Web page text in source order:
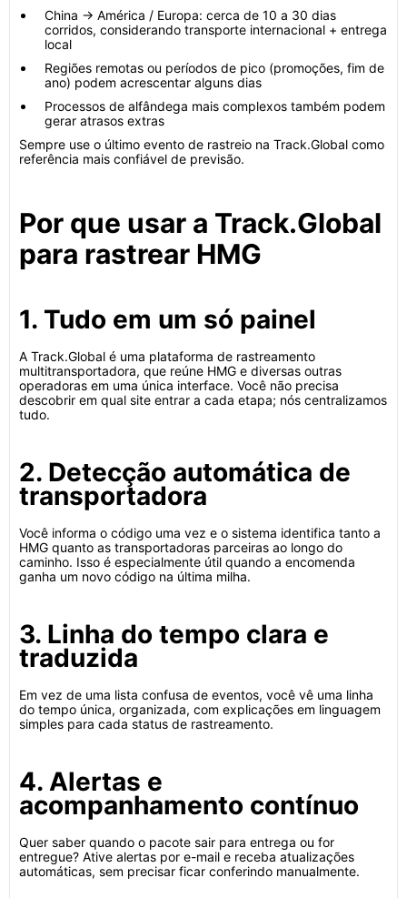
China → América / Europa: cerca de 10 a 30 dias
corridos, considerando transporte internacional + entrega
local
Regiões remotas ou períodos de pico (promoções, fim de
ano) podem acrescentar alguns dias
Processos de alfândega mais complexos também podem
gerar atrasos extras
Sempre use o último evento de rastreio na Track.Global como
referência mais confiável de previsão.
Por que usar a Track.Global
para rastrear HMG
1. Tudo em um só painel
A Track.Global é uma plataforma de rastreamento
multitransportadora, que reúne HMG e diversas outras
operadoras em uma única interface. Você não precisa
descobrir em qual site entrar a cada etapa; nós centralizamos
tudo.
2. Detecção automática de
transportadora
Você informa o código uma vez e o sistema identifica tanto a
HMG quanto as transportadoras parceiras ao longo do
caminho. Isso é especialmente útil quando a encomenda
ganha um novo código na última milha.
3. Linha do tempo clara e
traduzida
Em vez de uma lista confusa de eventos, você vê uma linha
do tempo única, organizada, com explicações em linguagem
simples para cada status de rastreamento.
4. Alertas e
acompanhamento contínuo
Quer saber quando o pacote sair para entrega ou for
entregue? Ative alertas por e-mail e receba atualizações
automáticas, sem precisar ficar conferindo manualmente.